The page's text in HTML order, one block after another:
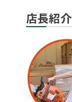
店長紹介